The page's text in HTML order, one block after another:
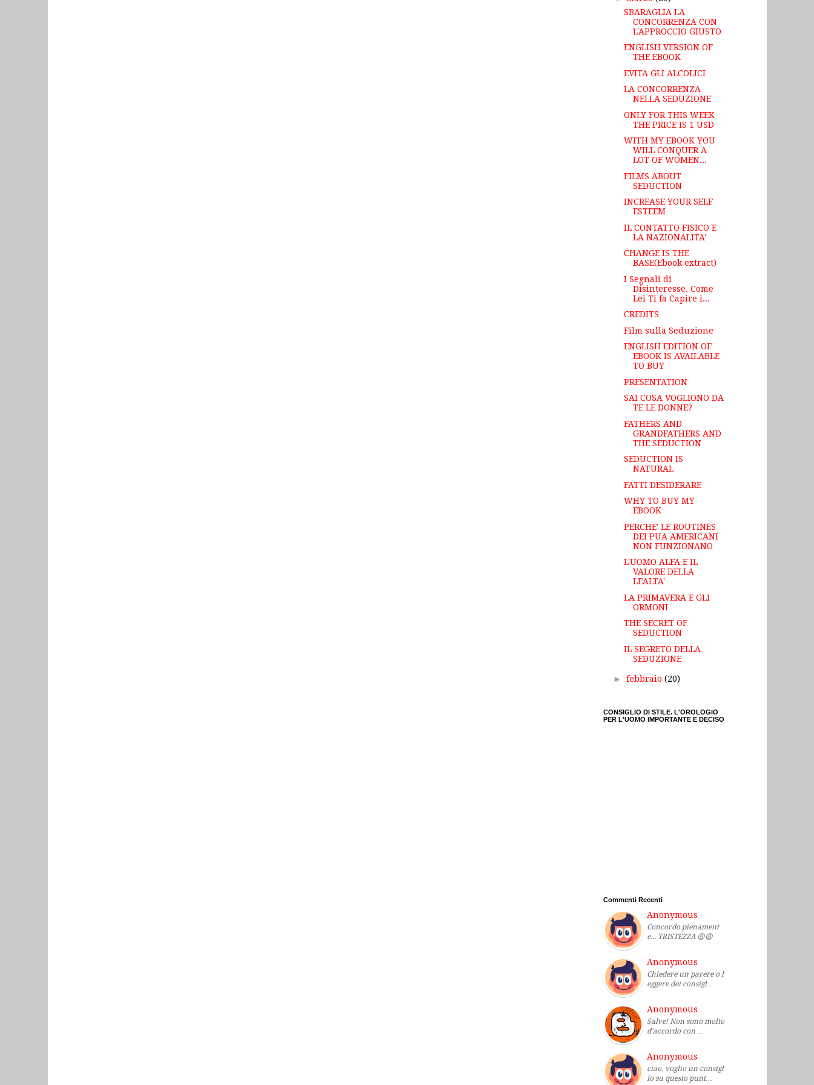
SBARAGLIA LA
CONCORRENZA CON
L'APPROCCIO GIUSTO
ENGLISH VERSION OF
THE EBOOK
EVITA GLI ALCOLICI
LA CONCORRENZA
NELLA SEDUZIONE
ONLY FOR THIS WEEK
THE PRICE IS 1 USD
WITH MY EBOOK YOU
WILL CONQUER A
LOT OF WOMEN...
FILMS ABOUT
SEDUCTION
INCREASE YOUR SELF
ESTEEM
IL CONTATTO FISICO E
LA NAZIONALITA'
CHANGE IS THE
BASE(Ebook extract)
I Segnali di
Disinteresse. Come
Lei Ti fa Capire i...
CREDITS
Film sulla Seduzione
ENGLISH EDITION OF
EBOOK IS AVAILABLE
TO BUY
PRESENTATION
SAI COSA VOGLIONO DA
TE LE DONNE?
FATHERS AND
GRANDFATHERS AND
THE SEDUCTION
SEDUCTION IS
NATURAL
FATTI DESIDERARE
WHY TO BUY MY
EBOOK
PERCHE' LE ROUTINES
DEI PUA AMERICANI
NON FUNZIONANO
L'UOMO ALFA E IL
VALORE DELLA
LEALTA'
LA PRIMAVERA E GLI
ORMONI
THE SECRET OF
SEDUCTION
IL SEGRETO DELLA
SEDUZIONE
►febbraio(20)
CONSIGLIO DI STILE. L'OROLOGIO
PER L'UOMO IMPORTANTE E DECISO
Commenti Recenti
Anonymous
Concordo pienament
e... TRISTEZZA 😩😩
Anonymous
Chiedere un parere o l
eggere dei consigl…
Anonymous
Salve! Non sono molto
d'accordo con …
Anonymous
ciao. voglio un consigl
io su questo punt…